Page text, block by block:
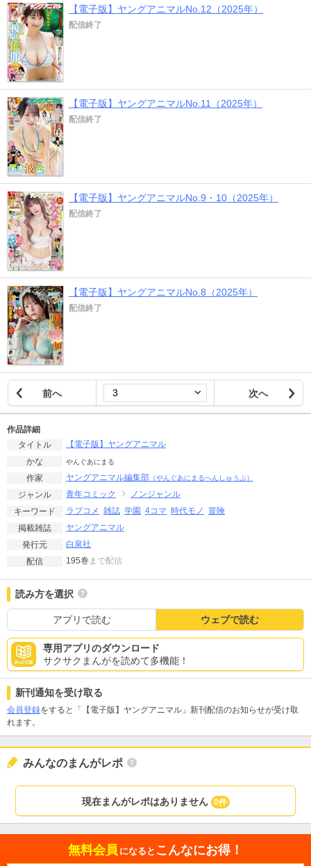
【電子版】ヤングアニマルNo.12（2025年）
配信終了
【電子版】ヤングアニマルNo.11（2025年）
配信終了
【電子版】ヤングアニマルNo.9・10（2025年）
配信終了
【電子版】ヤングアニマルNo.8（2025年）
配信終了
前へ 次へ
作品詳細
タイトル
【電子版】ヤングアニマル
かな
やんぐあにまる
作家 ヤングアニマル編集部 （やんぐあにまるへんしゅうぶ）
ジャンル 青年コミック
ノンジャンル
キーワード
ラブコメ 雑誌 学園 4コマ 時代モノ
冒険
掲載雑誌
ヤングアニマル
発行元
白泉社
配信
195巻 まで配信
読み方を選択
アプリで読む ウェブで読む
専用アプリのダウンロード
サクサクまんがを読めて多機能！
新刊通知を受け取る
会員登録をすると「【電子版】ヤングアニマル」新刊配信のお知らせが受け取
れます。
みんなのまんがレポ
現在まんがレポはありません 0件
無料会員 になると こんなにお得！